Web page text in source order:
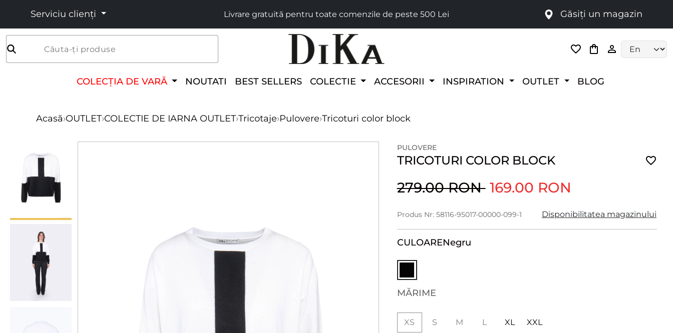
Serviciu clienți Livrare gratuită pentru toate comenzile de peste 500 Lei Găsiți un magazin
Căuta-ți produse
COLECȚIA DE VARĂ NOUTATI BEST SELLERS COLECTIE ACCESORII INSPIRATION OUTLET BLOG
Acasă›OUTLET›COLECTIE DE IARNA OUTLET›Tricotaje›Pulovere›Tricoturi color block
PULOVERE
TRICOTURI COLOR BLOCK
279.00 RON 169.00 RON
Produs Nr: 58116-95017-00000-099-1 Disponibilitatea magazinului
CULOARENegru
MĂRIME
XS S M L XL
XXL